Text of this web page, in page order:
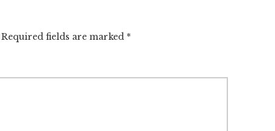
Required fields are marked *